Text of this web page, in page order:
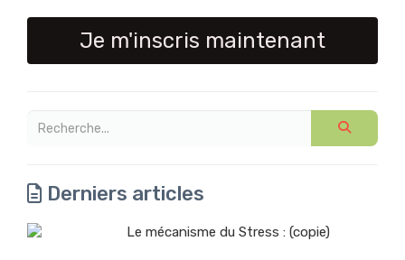
Je m'inscris maintenant
Derniers articles
Le mécanisme du Stress : (copie)